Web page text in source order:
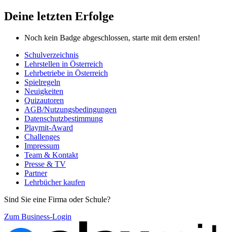
Deine letzten Erfolge
Noch kein Badge abgeschlossen, starte mit dem ersten!
Schulverzeichnis
Lehrstellen in Österreich
Lehrbetriebe in Österreich
Spielregeln
Neuigkeiten
Quizautoren
AGB/Nutzungsbedingungen
Datenschutzbestimmung
Playmit-Award
Challenges
Impressum
Team & Kontakt
Presse & TV
Partner
Lehrbücher kaufen
Sind Sie eine Firma oder Schule?
Zum Business-Login